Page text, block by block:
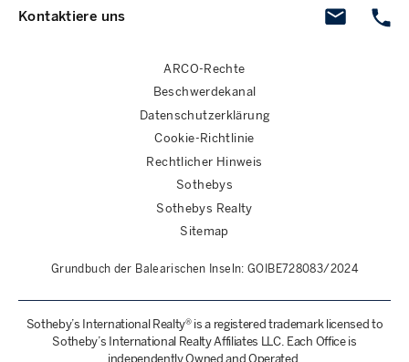
Kontaktiere uns
ARCO-Rechte
Beschwerdekanal
Datenschutzerklärung
Cookie-Richtlinie
Rechtlicher Hinweis
Sothebys
Sothebys Realty
Sitemap
Grundbuch der Balearischen Inseln: GOIBE728083/2024
Sotheby’s International Realty® is a registered trademark licensed to
Sotheby’s International Realty Affiliates LLC. Each Office is
independently Owned and Operated.